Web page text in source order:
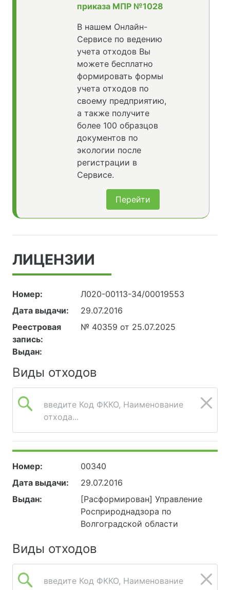
приказа МПР №1028
В нашем Онлайн-
Сервисе по ведению
учета отходов Вы
можете бесплатно
формировать формы
учета отходов по
своему предприятию,
а также получите
более 100 образцов
документов по
экологии после
регистрации в
Сервисе.
Перейти
ЛИЦЕНЗИИ
Номер:
Л020-00113-34/00019553
Дата выдачи:
29.07.2016
Реестровая
запись:
№ 40359 от 25.07.2025
Выдан:
Виды отходов
введите Код ФККО, Наименование
отхода...
Номер:
00340
Дата выдачи:
29.07.2016
Выдан:
[Расформирован] Управление
Росприроднадзора по
Волгоградской области
Виды отходов
введите Код ФККО, Наименование